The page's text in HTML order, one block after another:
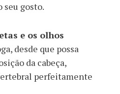
seu gosto.
e os olhos
desde que possa
da cabeça,
perfeitamente